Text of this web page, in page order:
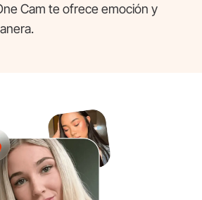
Cam te ofrece emoción y